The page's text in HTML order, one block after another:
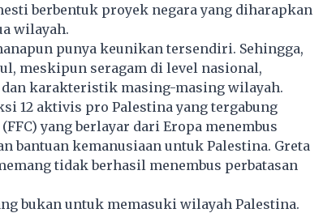
berbentuk proyek negara yang diharapkan
wilayah.
punya keunikan tersendiri. Sehingga,
meskipun seragam di level nasional,
karakteristik masing-masing wilayah.
12 aktivis pro Palestina yang tergabung
yang berlayar dari Eropa menembus
bantuan kemanusiaan untuk Palestina. Greta
tidak berhasil menembus perbatasan
bukan untuk memasuki wilayah Palestina.